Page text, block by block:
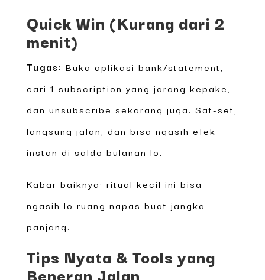
Quick Win (Kurang dari 2
menit)
Tugas: Buka aplikasi bank/statement,
cari 1 subscription yang jarang kepake,
dan unsubscribe sekarang juga. Sat-set,
langsung jalan, dan bisa ngasih efek
instan di saldo bulanan lo.
Kabar baiknya: ritual kecil ini bisa
ngasih lo ruang napas buat jangka
panjang.
Tips Nyata & Tools yang
Beneran Jalan